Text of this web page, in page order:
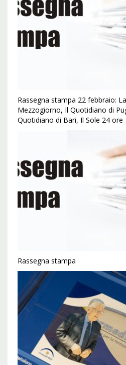
Rassegna stampa 22 febbraio:
Mezzogiorno, Il Quotidiano di
Quotidiano di Bari, Il Sole 24 ore
Rassegna stampa